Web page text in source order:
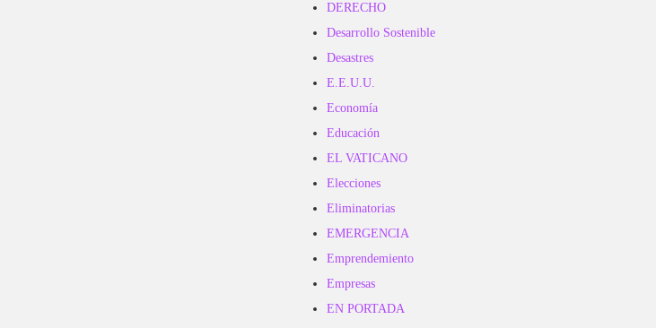
DERECHO
Desarrollo Sostenible
Desastres
E.E.U.U.
Economía
Educación
EL VATICANO
Elecciones
Eliminatorias
EMERGENCIA
Emprendemiento
Empresas
EN PORTADA